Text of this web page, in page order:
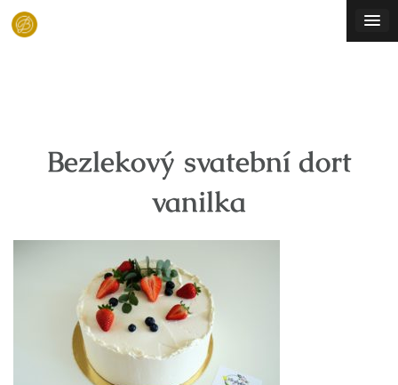
Skip
Bezlekový svatební dort
vanilka